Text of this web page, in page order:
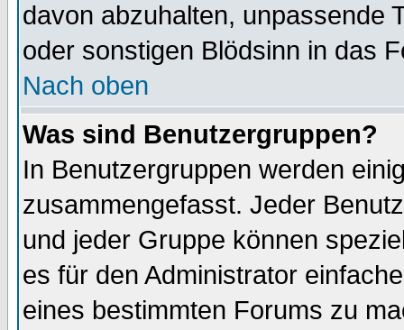
davon abzuhalten, unpassende
oder sonstigen Blödsinn in das
Nach oben
Was sind Benutzergruppen?
In Benutzergruppen werden
zusammengefasst. Jeder
und jeder Gruppe können
es für den Administrator
eines bestimmten Forums zu